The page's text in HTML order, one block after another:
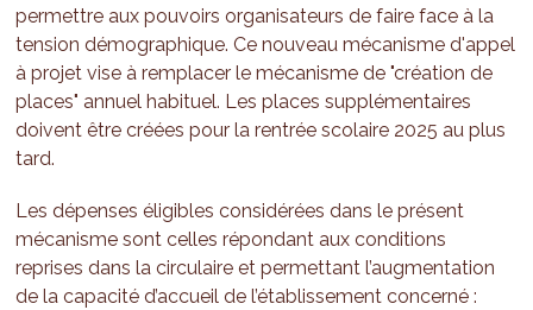
permettre aux pouvoirs organisateurs de faire face à la
tension démographique. Ce nouveau mécanisme d'appel
à projet vise à remplacer le mécanisme de "création de
places" annuel habituel. Les places supplémentaires
doivent être créées pour la rentrée scolaire 2025 au plus
tard.
Les dépenses éligibles considérées dans le présent
mécanisme sont celles répondant aux conditions
reprises dans la circulaire et permettant l’augmentation
de la capacité d’accueil de l’établissement concerné :